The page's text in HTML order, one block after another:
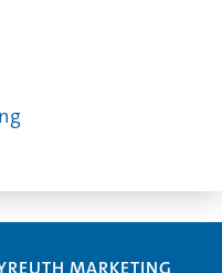
MARKETING